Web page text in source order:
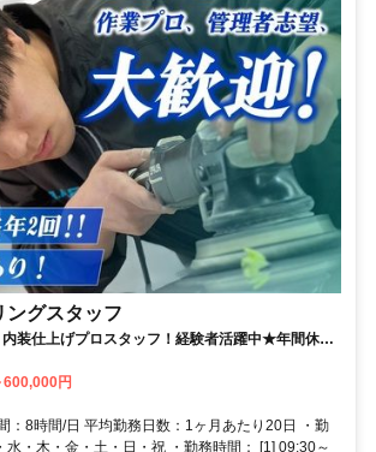
ングスタッフ
装仕上げプロスタッフ！経験者活躍中★年間休日
・賞与年２回★
円
：8時間/日 平均勤務日数：1ヶ月あたり20日 ・勤
水・木・金・土・日・祝 ・勤務時間： [1] 09:30～